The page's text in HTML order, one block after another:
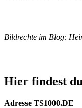
Bildrechte im Blog:
Hier findest
Adresse TS1000.DE